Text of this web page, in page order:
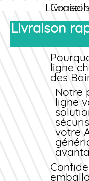
Après
est
ou
choix.
jours
en
Les
être
avec
de
au
cas
deux
être
ou
car
actif.
Livraison rapide et sites de vente
ligne
des
Notre
ligne
votre